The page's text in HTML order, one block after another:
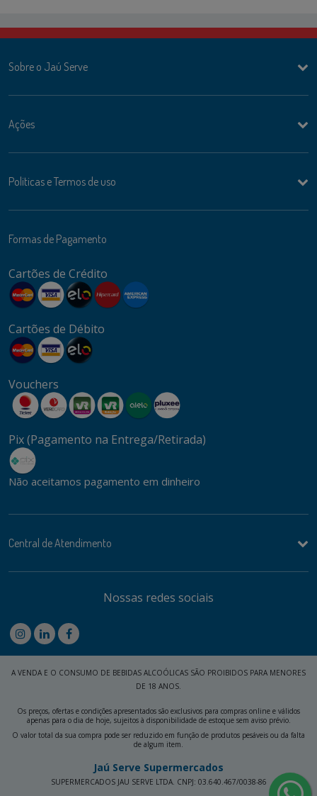
Sobre o Jaú Serve
Ações
Politicas e Termos de uso
Formas de Pagamento
Cartões de Crédito
Cartões de Débito
Vouchers
Pix (Pagamento na Entrega/Retirada)
Não aceitamos pagamento em dinheiro
Central de Atendimento
Nossas redes sociais
A VENDA E O CONSUMO DE BEBIDAS ALCOÓLICAS SÃO PROIBIDOS PARA MENORES
DE 18 ANOS.
Os preços, ofertas e condições apresentados são exclusivos para compras online e válidos
apenas para o dia de hoje, sujeitos à disponibilidade de estoque sem aviso prévio.
O valor total da sua compra pode ser reduzido em função de produtos pesáveis ou da falta
de algum item.
Jaú Serve Supermercados
SUPERMERCADOS JAU SERVE LTDA. CNPJ: 03.640.467/0038-86